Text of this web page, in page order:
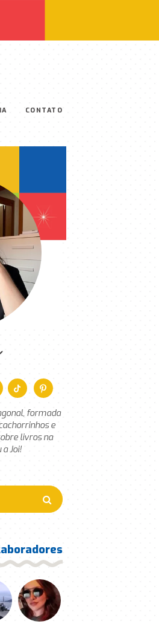
CONTATO
formada
e
livros na
Joi!